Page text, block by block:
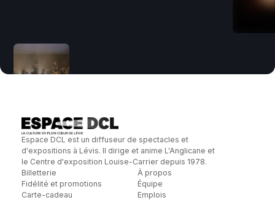
Espace DCL est un diffuseur de spectacles et
d'expositions à Lévis. Il dirige et anime L'Anglicane et
le Centre d'exposition Louise-Carrier depuis 1978.
Billetterie
Fidélité et promotions
Carte-cadeau
À propos
Équipe
Emplois